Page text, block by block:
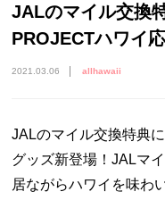
JALのマイル交換
PROJECTハワイ
2021.03.06 allhawaii
JALのマイル交換特典
グッズ新登場！JALマ
居ながらハワイを味わ